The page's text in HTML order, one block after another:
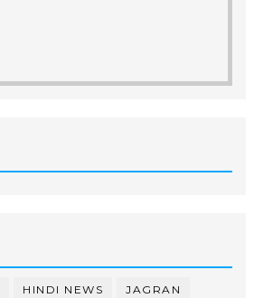
HINDI NEWS JAGRAN